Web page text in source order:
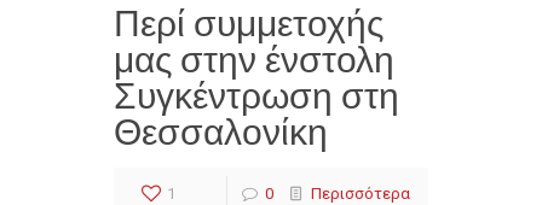
Περί συμμετοχής
μας στην ένστολη
Συγκέντρωση στη
Θεσσαλονίκη
1 0 Περισσότερα